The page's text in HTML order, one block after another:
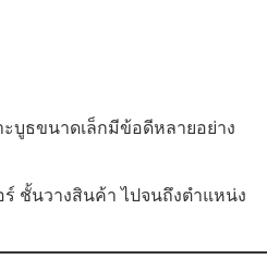
บูธขนาดเล็กมีข้อดีหลายอย่าง
ชั้นวางสินค้า ไปจนถึงตำแหน่ง